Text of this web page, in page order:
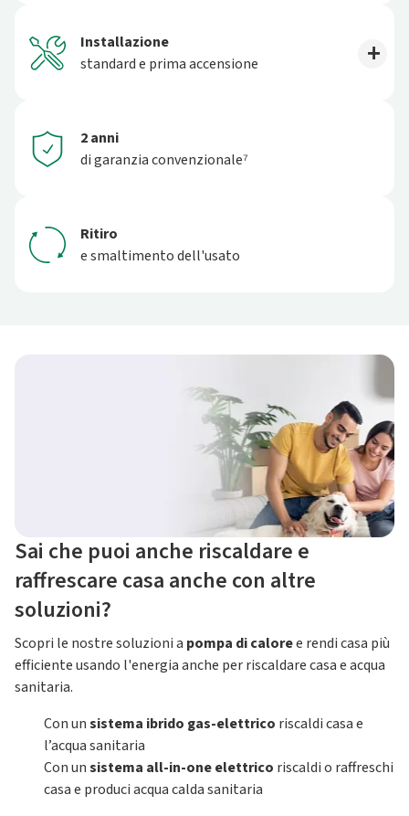
Installazione
standard e prima accensione
2 anni
di garanzia convenzionale⁷
Ritiro
e smaltimento dell'usato
Sai che puoi anche riscaldare e
raffrescare casa anche con altre
soluzioni?
Scopri le nostre soluzioni a pompa di caloree rendi casa più
efficiente usando l'energia anche per riscaldare casa e acqua
sanitaria.
Con unsistema ibrido gas-elettrico riscaldi casa e
l’acqua sanitaria
Con unsistema all-in-one elettrico riscaldi o raffreschi
casa e produci acqua calda sanitaria